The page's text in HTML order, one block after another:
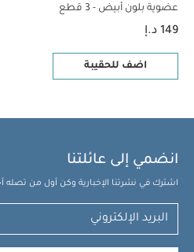
عضوية بلون أبيض - 3 قطع
149 د.إ
اضف للحقيبة
انضمي إلى عائلتنا
اشترك في نشرتنا الإخبارية وكن أول من تصله